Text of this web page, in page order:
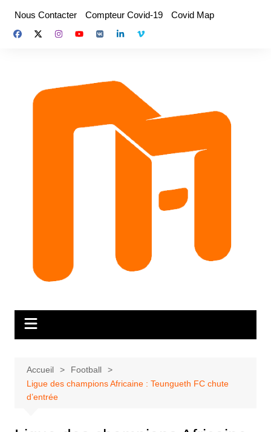
contenu
Nous Contacter Compteur Covid-19 Covid Map
Accueil
Football
Ligue des champions Africaine : Teungueth FC chute
d’entrée